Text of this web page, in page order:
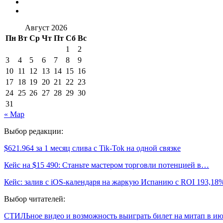
Август 2026
Пн Вт Ср Чт Пт Сб Вс
1
2
3
4 5 6 7 8
9
10 11 12 13 14 15 16
17 18 19 20 21 22 23
24 25 26 27 28 29 30
31
« Мар
Выбор редакции:
$621.964 за 1 месяц слива с Tik-Tok на одной связке
Кейс на $15 490: Станьте мастером торговли потенцией в…
Кейс: залив с iOS-календаря на жаркую Испанию с ROI
Выбор читателей:
СТИЛЬное видео и возможность выиграть билет на митап в